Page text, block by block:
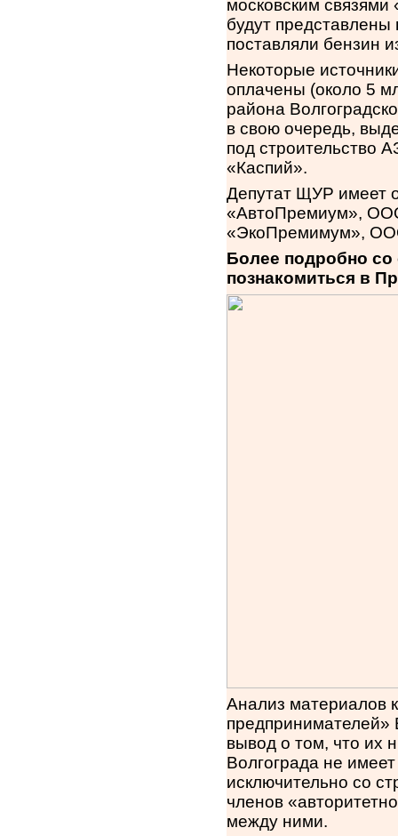
московским
будут
поставляли бензин
Некоторые
оплачены (около 5
района
в свою очередь,
под строительство
«Каспий».
Депутат ЩУР имеет
«АвтоПремиум»,
«ЭкоПремимум»,
Более подробно
познакомиться в
Анализ материалов
предпринимателей»
вывод о том, что их
Волгограда не
исключительно со
членов
между ними.